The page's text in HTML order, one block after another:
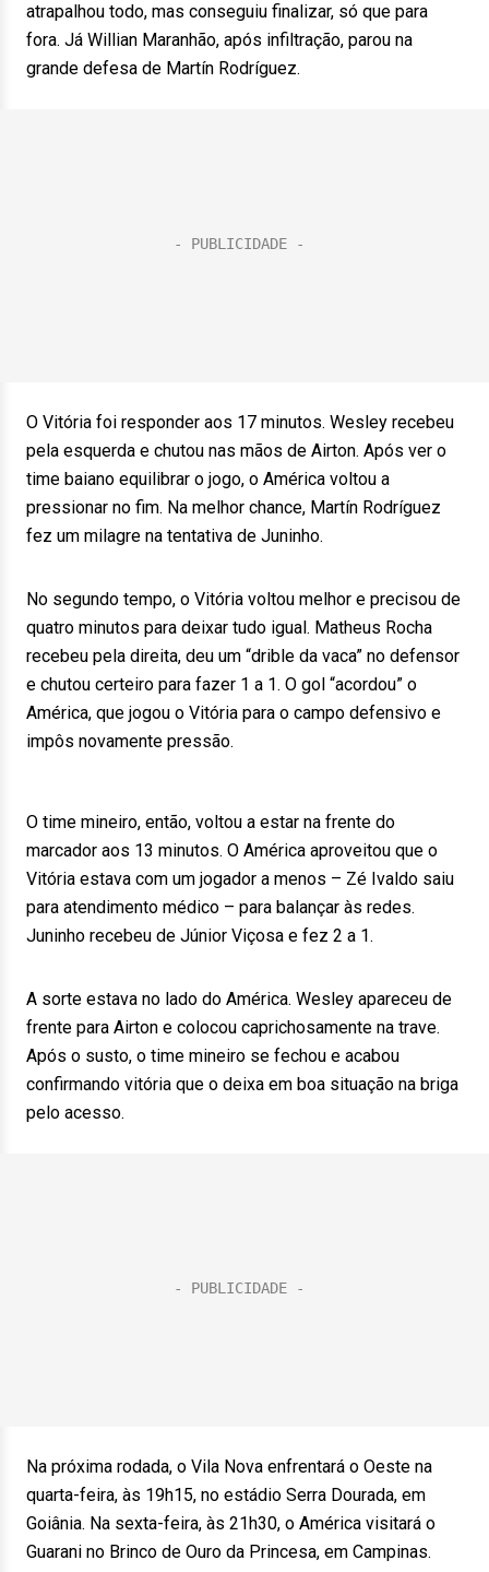
atrapalhou todo, mas conseguiu finalizar, só que para
fora. Já Willian Maranhão, após infiltração, parou na
grande defesa de Martín Rodríguez.
O Vitória foi responder aos 17 minutos. Wesley recebeu
pela esquerda e chutou nas mãos de Airton. Após ver o
time baiano equilibrar o jogo, o América voltou a
pressionar no fim. Na melhor chance, Martín Rodríguez
fez um milagre na tentativa de Juninho.
No segundo tempo, o Vitória voltou melhor e precisou de
quatro minutos para deixar tudo igual. Matheus Rocha
recebeu pela direita, deu um “drible da vaca” no defensor
e chutou certeiro para fazer 1 a 1. O gol “acordou” o
América, que jogou o Vitória para o campo defensivo e
impôs novamente pressão.
O time mineiro, então, voltou a estar na frente do
marcador aos 13 minutos. O América aproveitou que o
Vitória estava com um jogador a menos – Zé Ivaldo saiu
para atendimento médico – para balançar às redes.
Juninho recebeu de Júnior Viçosa e fez 2 a 1.
A sorte estava no lado do América. Wesley apareceu de
frente para Airton e colocou caprichosamente na trave.
Após o susto, o time mineiro se fechou e acabou
confirmando vitória que o deixa em boa situação na briga
pelo acesso.
Na próxima rodada, o Vila Nova enfrentará o Oeste na
quarta-feira, às 19h15, no estádio Serra Dourada, em
Goiânia. Na sexta-feira, às 21h30, o América visitará o
Guarani no Brinco de Ouro da Princesa, em Campinas.